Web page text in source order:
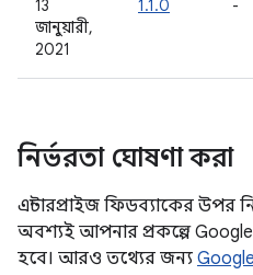
13
জানুয়ারী,
2021
1.1.0 -
নির্ভরতা ঘোষণা করা
এন্টারপ্রাইজ ফিডব্যাকের
অবশ্যই আপনার প্রকল্পে
হবে। আরও তথ্যের জন্য